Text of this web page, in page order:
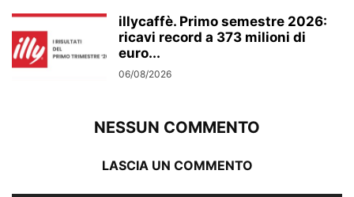
illycaffè. Primo semestre 2026:
ricavi record a 373 milioni di
euro...
06/08/2026
NESSUN COMMENTO
LASCIA UN COMMENTO